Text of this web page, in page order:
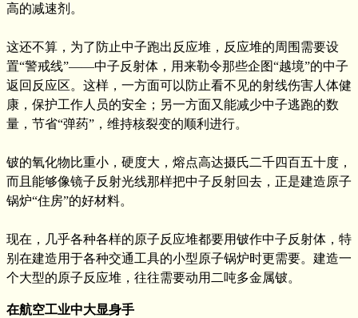
高的减速剂。
这还不算，为了防止中子跑出反应堆，反应堆的周围需要设
置“警戒线”——中子反射体，用来勒令那些企图“越境”的中子
返回反应区。这样，一方面可以防止看不见的射线伤害人体健
康，保护工作人员的安全；另一方面又能减少中子逃跑的数
量，节省“弹药”，维持核裂变的顺利进行。
铍的氧化物比重小，硬度大，熔点高达摄氏二千四百五十度，
而且能够像镜子反射光线那样把中子反射回去，正是建造原子
锅炉“住房”的好材料。
现在，几乎各种各样的原子反应堆都要用铍作中子反射体，特
别在建造用于各种交通工具的小型原子锅炉时更需要。建造一
个大型的原子反应堆，往往需要动用二吨多金属铍。
在航空工业中大显身手